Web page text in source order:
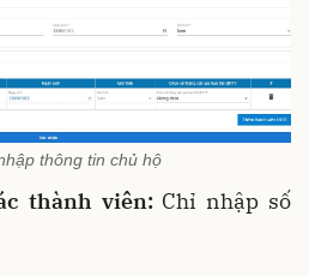
thông tin chủ hộ
thành viên: Chỉ nhập số